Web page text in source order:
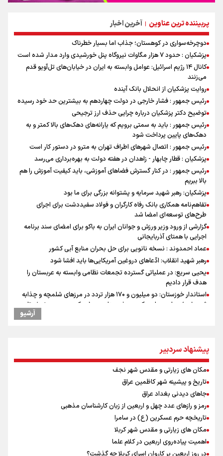
پربیننده ترین عناوین | آخرین اخبار
دوچرخه‌سواری در کوهستان؛ جذاب اما بسیار خطرناک
پزشکیان : حدود ۷ هزار مگاوات نیروگاه پنل خورشیدی وارد مدار شده است
کانال ۱۴ رژیم اسرائیل: عوامل وابسته به ایران در خیابان‌های تل‌آویو قدم
می‌زنند
روایت پزشکیان از انحلال بانک آینده
رئیس جمهور : فشار خارجی در دولت چهاردهم به بیشترین حد خود رسیده
توضیح دکتر پزشکیان درباره چرایی حذف ارز ترجیحی
رئیس جمهور : باید به سمتی برویم که یارانه‌های دهک‌های بالا کمتر و به
دهک‌های پایین پرداخت شود
رئیس جمهور : اتصال شهرهای اطراف تهران به مترو در دستور کار است
پزشکیان : قطار چابهار - زاهدان در هفته دولت به بهره‌برداری می‌رسد
رئیس جمهور : در کنار گسترش فضاهای آموزشی، باید کیفیت آموزش را هم
بالا ببریم
پزشکیان: رهبر شهید سرمایه و پشتوانه بزرگی برای ما بود
تفاهم‌نامه همکاری بانک رفاه کارگران و فولاد سفیددشت برای اجرای
طرح‌های توسعه‌ای امضا شد
گزارشی از ورود وزیر ورزش و جوانان ایران به باکو برای امضای سند برنامه
اجرایی با همتای آذربایجانی
عماد احمدوند : نسخه نانویی برای حل بحران منابع آبی کشور
رهبر شهید انقلاب: ادّعاهای دروغین آمریکایی‌ها باید افشا شود
یحیی سریع: در عملیاتی گسترده تجمعات نظامی وابسته به عربستان را
هدف قرار دادیم
استاندار خوزستان: دو میلیون و ۱۷۰ هزار تردد در مرزهای شلمچه و چذابه
ثبت شد / برپایی هزار موکب در خوزستان و ۱۰۰ موکب در مسیر نجف تا
جابجایی مرکز ثقل اقتصاد جهان انجام شد/ فرصت طلایی برای اقتصاد
ایران +نمودار
وقتی از وفاق صحبت می‌کنم، منظورم مردم هستند/ مسیر اصلاحات آغاز
شده و متوقف نخواهد شد
رادین زینالی، ملی پوش تکواندو : قدم به قدم تلاش می کنم تا به طلای
المپیک برسم
ونس: ایرانی‌ها مذاکره‌کنندگان سرسختی هستند
کانادا دو مظنون تیراندازی در نزدیکی کنسولگری آمریکا را بازداشت کرد
اردوی تیم ملی تکواندو
در ادامه سیاست جوان‌گرایی در پرسپولیس؛ ستاره‌های امید به بزرگسالان
آرشیو
پیشنهاد سردبیر
مکان های زیارتی و مقدس شهر نجف
تاریخ و پیشینه شهر کاظمین عراق
جاهای دیدنی بغداد عراق
رمز و رازهای عدد چهل و اربعین از زبان کارشناسان مذهبی
تاریخچه حرم عسکرین (ع) در سامرا
مکان های زیارتی و مقدس شهر کربلا
اهمیت پیاده‌روی اربعین در کلام علما